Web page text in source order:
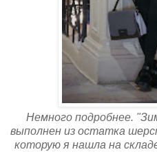
Немного подробнее.
выполнен из остатка
которую я нашла на